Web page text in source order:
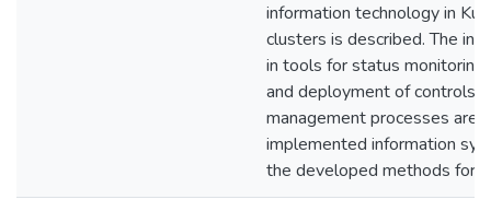
information technology in
clusters is described. The
in tools for status
and deployment of controls
management processes are
implemented information
the developed methods for